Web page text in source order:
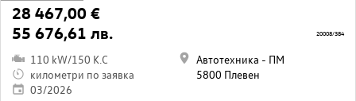
28 467,00 €
55 676,61 лв.
110 kW/150 K.C
километри по заявка
03/2026
Автотехника - ПМ
5800 Плевен
20008/384